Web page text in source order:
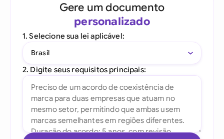
Gere um documento
personalizado
1. Selecione sua lei aplicável:
Brasil
2. Digite seus requisitos principais: